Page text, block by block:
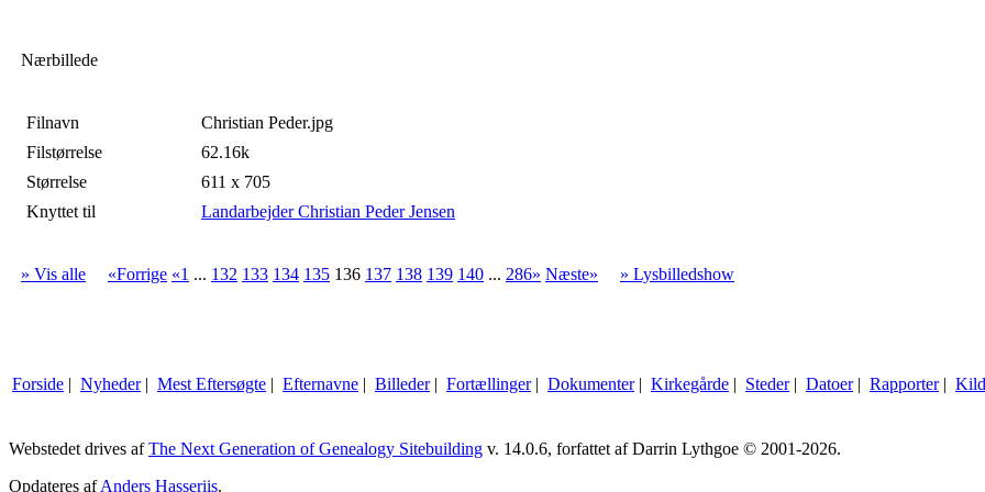
Nærbillede
Filnavn
Christian Peder.jpg
Filstørrelse
62.16k
Størrelse
611 x 705
Knyttet til
Landarbejder Christian Peder Jensen
» Vis alle «Forrige «1 ... 132 133 134 135 136 137 138 139 140 ... 286» Næste» » Lysbilledshow
Forside | Nyheder| Mest Eftersøgte | Efternavne | Billeder| Fortællinger| Dokumenter| Kirkegårde | Steder| Datoer| Rapporter|
Webstedet drives afThe Next Generation of Genealogy Sitebuilding v. 14.0.6, forfattet af Darrin Lythgoe © 2001-2026.
Opdateres afAnders Hasseriis.